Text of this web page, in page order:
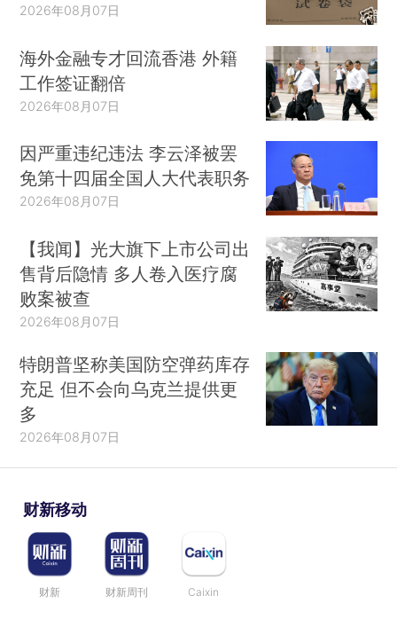
2026年08月07日
海外金融专才回流香港 外籍
工作签证翻倍
2026年08月07日
因严重违纪违法 李云泽被罢
免第十四届全国人大代表职务
2026年08月07日
【我闻】光大旗下上市公司出
售背后隐情 多人卷入医疗腐
败案被查
2026年08月07日
特朗普坚称美国防空弹药库存
充足 但不会向乌克兰提供更
多
2026年08月07日
财新移动
财新 财新周刊 Caixin